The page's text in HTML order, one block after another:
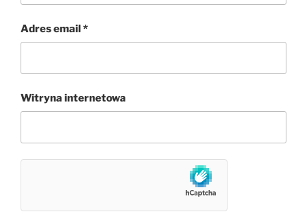
Adres email*
Witryna internetowa